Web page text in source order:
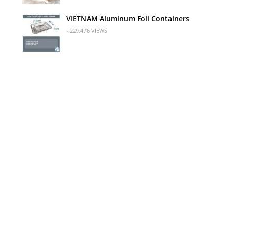
VIETNAM Aluminum Foil Containers
- 229.476 VIEWS